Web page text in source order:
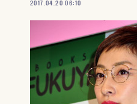
2017.04.20 06:10